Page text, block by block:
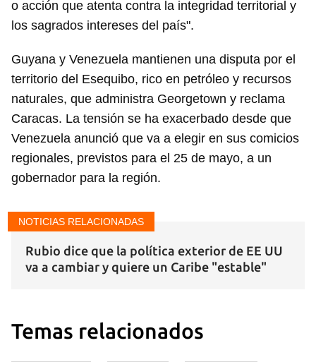
Guardar como favorito
Para poder guardar como favorito, primero has de
iniciar sesión con tu cuenta de 14ymedio.
INICIAR SESIÓN CANCELAR
o acción que atenta contra la integridad territorial y
los sagrados intereses del país".
Guyana y Venezuela mantienen una disputa por el
territorio del Esequibo, rico en petróleo y recursos
naturales, que administra Georgetown y reclama
Caracas. La tensión se ha exacerbado desde que
Venezuela anunció que va a elegir en sus comicios
regionales, previstos para el 25 de mayo, a un
gobernador para la región.
NOTICIAS RELACIONADAS
Rubio dice que la política exterior de EE UU
va a cambiar y quiere un Caribe "estable"
Temas relacionados